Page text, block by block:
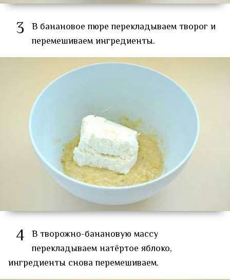
3 В банановое пюре перекладываем творог и
перемешиваем ингредиенты.
4 В творожно-банановую массу
перекладываем натёртое яблоко,
ингредиенты снова перемешиваем.